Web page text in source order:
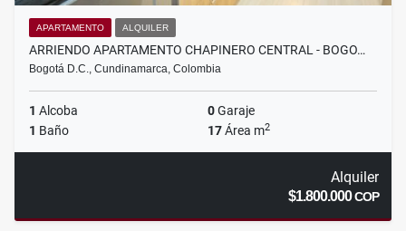
APARTAMENTO ALQUILER
ARRIENDO APARTAMENTO CHAPINERO CENTRAL - BOGO…
Bogotá D.C., Cundinamarca, Colombia
1 Alcoba 0Garaje
1 Baño 17Área m2
Alquiler
$1.800.000COP